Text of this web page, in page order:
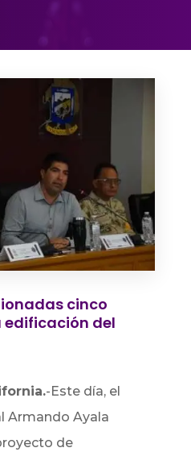
cinco
del
-Este día, el
Armando Ayala
de